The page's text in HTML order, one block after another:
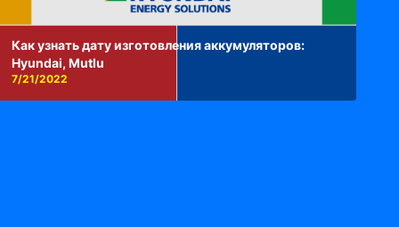
Как узнать дату изготовления аккумуляторов:
Hyundai, Mutlu
7/21/2022